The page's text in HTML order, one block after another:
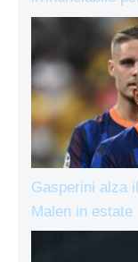
Gasperini alza
Malen in estate